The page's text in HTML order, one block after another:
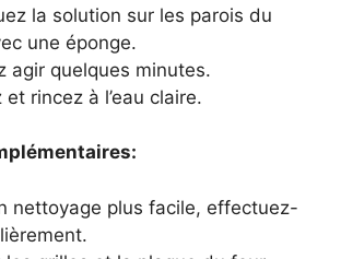
la solution sur les parois du
une éponge.
agir quelques minutes.
et rincez à l’eau claire.
nettoyage plus facile, effectuez-